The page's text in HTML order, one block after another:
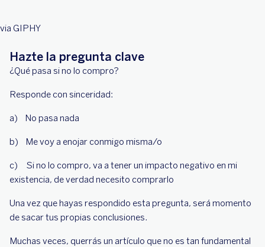
via GIPHY
Hazte la pregunta clave
¿Qué pasa si no lo compro?
Responde con sinceridad:
a) No pasa nada
b) Me voy a enojar conmigo misma/o
c) Si no lo compro, va a tener un impacto negativo en mi
existencia, de verdad necesito comprarlo
Una vez que hayas respondido esta pregunta, será momento
de sacar tus propias conclusiones.
Muchas veces, querrás un artículo que no es tan fundamental